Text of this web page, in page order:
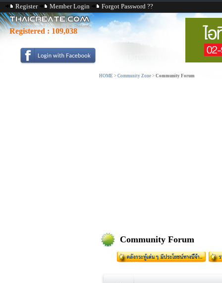
Register Member Login Forgot Password ??
Registered : 109,038
HOME > Community Zone > Community Forum
Community Forum